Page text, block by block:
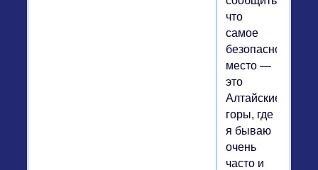
что
самое
безопасное
место —
это
Алтайские
горы, где
я бываю
очень
часто и